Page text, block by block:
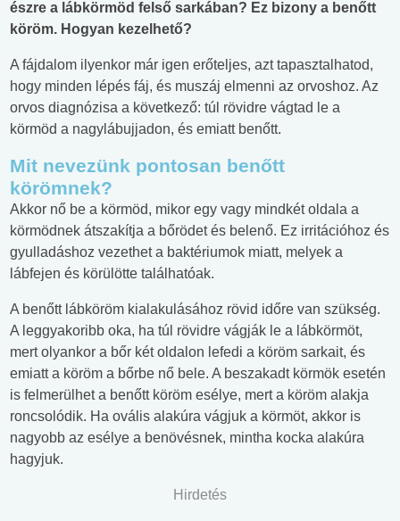
észre a lábkörmöd felső sarkában? Ez bizony a benőtt
köröm. Hogyan kezelhető?
A fájdalom ilyenkor már igen erőteljes, azt tapasztalhatod,
hogy minden lépés fáj, és muszáj elmenni az orvoshoz. Az
orvos diagnózisa a következő: túl rövidre vágtad le a
körmöd a nagylábujjadon, és emiatt benőtt.
Mit nevezünk pontosan benőtt
körömnek?
Akkor nő be a körmöd, mikor egy vagy mindkét oldala a
körmödnek átszakítja a bőrödet és belenő. Ez irritációhoz és
gyulladáshoz vezethet a baktériumok miatt, melyek a
lábfejen és körülötte találhatóak.
A benőtt lábköröm kialakulásához rövid időre van szükség.
A leggyakoribb oka, ha túl rövidre vágják le a lábkörmöt,
mert olyankor a bőr két oldalon lefedi a köröm sarkait, és
emiatt a köröm a bőrbe nő bele. A beszakadt körmök esetén
is felmerülhet a benőtt köröm esélye, mert a köröm alakja
roncsolódik. Ha ovális alakúra vágjuk a körmöt, akkor is
nagyobb az esélye a benövésnek, mintha kocka alakúra
hagyjuk.
Hirdetés